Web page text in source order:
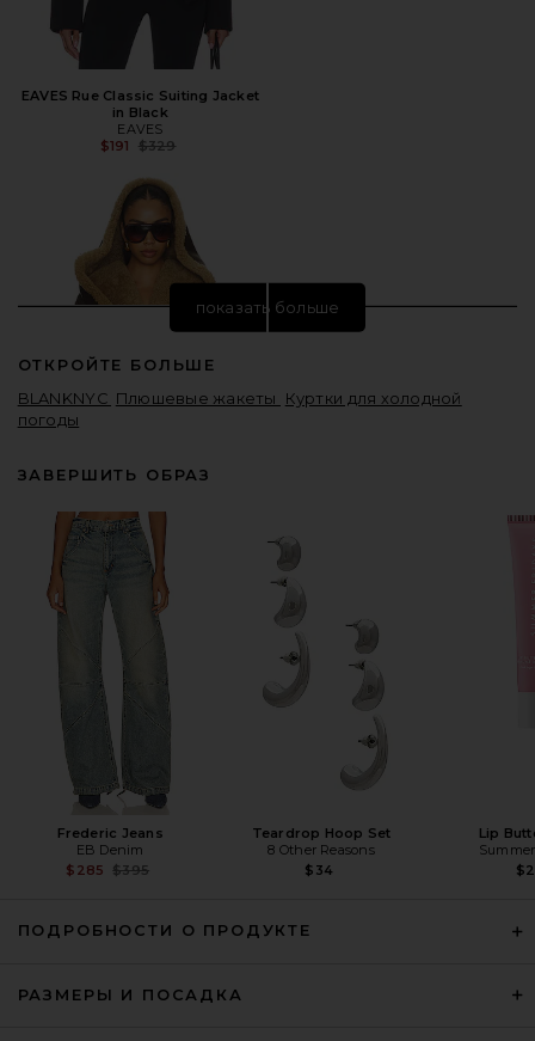
EAVES Rue Classic Suiting Jacket
in Black
EAVES
$191
Предыдущая цена:
$329
Magda Butrym Leather Shearling
Hooded Jacket in Brown
Magda Butrym
$4,437
Предыдущая цена:
$5,220
показать больше
ОТКРОЙТЕ БОЛЬШЕ
BLANKNYC Плюшевые жакеты
Куртки для холодной
погоды
ЗАВЕРШИТЬ ОБРАЗ
Frederic Jeans
EB Denim
$285
Previous price:
$395
Teardrop Hoop Set
8 Other Reasons
$34
Lip
ПОДРОБНОСТИ О ПРОДУКТЕ
РАЗМЕРЫ И ПОСАДКА